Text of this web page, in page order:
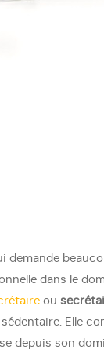
demande
dans le
ou
Elle
depuis son